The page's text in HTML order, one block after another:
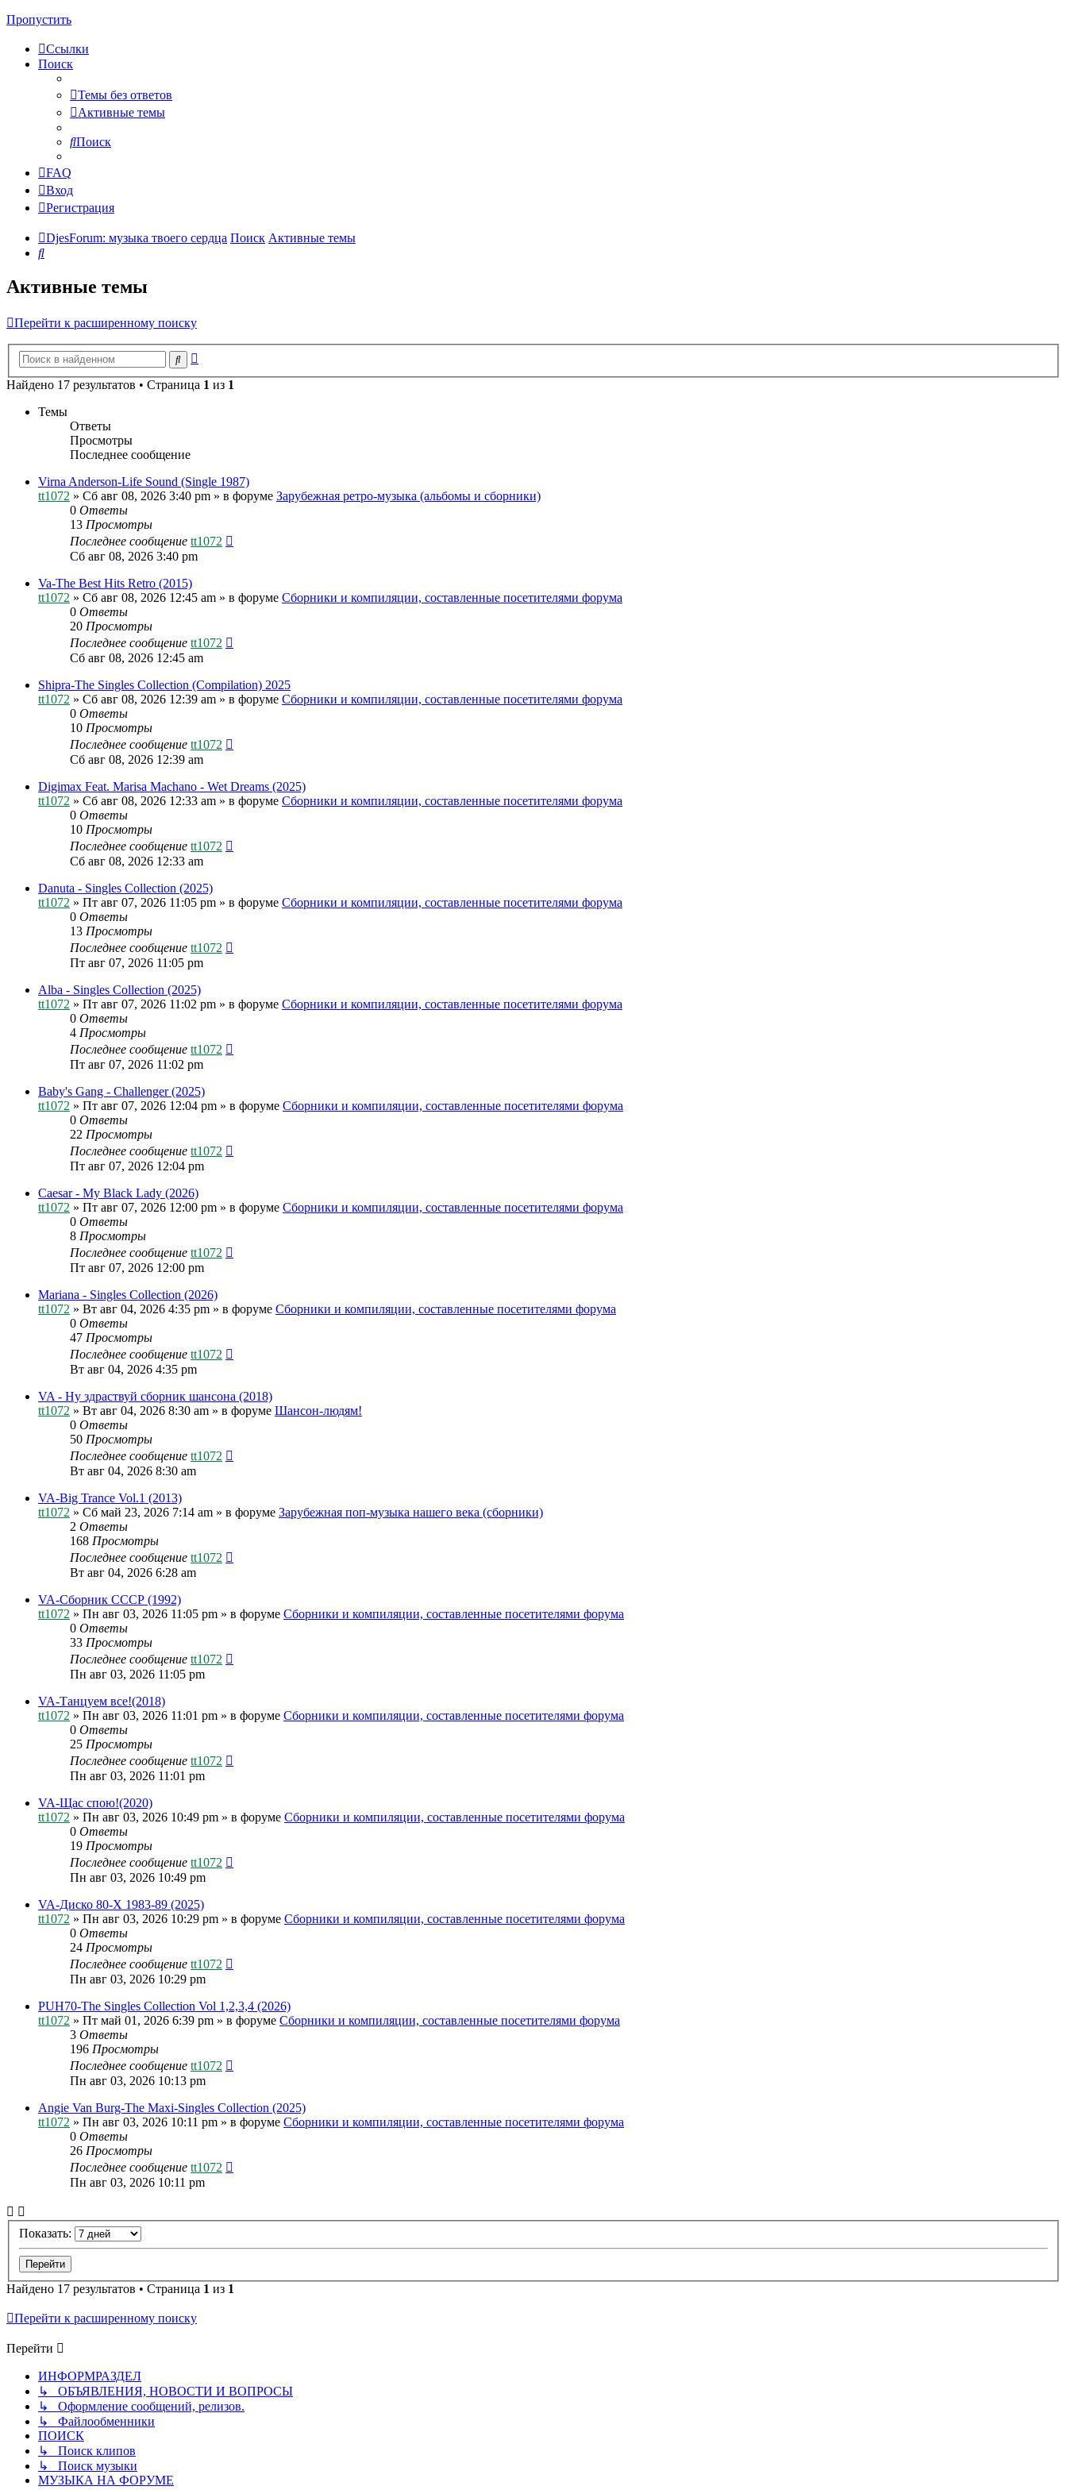
Пропустить
Ссылки
Поиск
Темы без ответов
Активные темы
Поиск
FAQ
Вход
Регистрация
DjesForum: музыка твоего сердца Поиск Активные темы
Поиск
Активные темы
Перейти к расширенному поиску
Поиск
Найдено 17 результатов • Страница 1 из 1
Темы
Ответы
Просмотры
Последнее сообщение
Virna Anderson-Life Sound (Single 1987)
tt1072 » Сб авг 08, 2026 3:40 pm » в форуме Зарубежная ретро-музыка (альбомы и сборники)
0 Ответы
13 Просмотры
Последнее сообщение tt1072
Сб авг 08, 2026 3:40 pm
Va-The Best Hits Retro (2015)
tt1072 » Сб авг 08, 2026 12:45 am » в форуме Сборники и компиляции, составленные посетителями форума
0 Ответы
20 Просмотры
Последнее сообщение tt1072
Сб авг 08, 2026 12:45 am
Shipra-The Singles Collection (Compilation) 2025
tt1072 » Сб авг 08, 2026 12:39 am » в форуме Сборники и компиляции, составленные посетителями форума
0 Ответы
10 Просмотры
Последнее сообщение tt1072
Сб авг 08, 2026 12:39 am
Digimax Feat. Marisa Machano - Wet Dreams (2025)
tt1072 » Сб авг 08, 2026 12:33 am » в форуме Сборники и компиляции, составленные посетителями форума
0 Ответы
10 Просмотры
Последнее сообщение tt1072
Сб авг 08, 2026 12:33 am
Danuta - Singles Collection (2025)
tt1072 » Пт авг 07, 2026 11:05 pm » в форуме Сборники и компиляции, составленные посетителями форума
0 Ответы
13 Просмотры
Последнее сообщение tt1072
Пт авг 07, 2026 11:05 pm
Alba - Singles Collection (2025)
tt1072 » Пт авг 07, 2026 11:02 pm » в форуме Сборники и компиляции, составленные посетителями форума
0 Ответы
4 Просмотры
Последнее сообщение tt1072
Пт авг 07, 2026 11:02 pm
Baby's Gang - Challenger (2025)
tt1072 » Пт авг 07, 2026 12:04 pm » в форуме Сборники и компиляции, составленные посетителями форума
0 Ответы
22 Просмотры
Последнее сообщение tt1072
Пт авг 07, 2026 12:04 pm
Caesar - My Black Lady (2026)
tt1072 » Пт авг 07, 2026 12:00 pm » в форуме Сборники и компиляции, составленные посетителями форума
0 Ответы
8 Просмотры
Последнее сообщение tt1072
Пт авг 07, 2026 12:00 pm
Mariana - Singles Collection (2026)
tt1072 » Вт авг 04, 2026 4:35 pm » в форуме Сборники и компиляции, составленные посетителями форума
0 Ответы
47 Просмотры
Последнее сообщение tt1072
Вт авг 04, 2026 4:35 pm
VA - Ну здраствуй сборник шансона (2018)
tt1072 » Вт авг 04, 2026 8:30 am » в форуме Шансон-людям!
0 Ответы
50 Просмотры
Последнее сообщение tt1072
Вт авг 04, 2026 8:30 am
VA-Big Trance Vol.1 (2013)
tt1072 » Сб май 23, 2026 7:14 am » в форуме Зарубежная поп-музыка нашего века (сборники)
2 Ответы
168 Просмотры
Последнее сообщение tt1072
Вт авг 04, 2026 6:28 am
VA-Сборник СССР (1992)
tt1072 » Пн авг 03, 2026 11:05 pm » в форуме Сборники и компиляции, составленные посетителями форума
0 Ответы
33 Просмотры
Последнее сообщение tt1072
Пн авг 03, 2026 11:05 pm
VA-Танцуем все!(2018)
tt1072 » Пн авг 03, 2026 11:01 pm » в форуме Сборники и компиляции, составленные посетителями форума
0 Ответы
25 Просмотры
Последнее сообщение tt1072
Пн авг 03, 2026 11:01 pm
VA-Щас спою!(2020)
tt1072 » Пн авг 03, 2026 10:49 pm » в форуме Сборники и компиляции, составленные посетителями форума
0 Ответы
19 Просмотры
Последнее сообщение tt1072
Пн авг 03, 2026 10:49 pm
VA-Диско 80-Х 1983-89 (2025)
tt1072 » Пн авг 03, 2026 10:29 pm » в форуме Сборники и компиляции, составленные посетителями форума
0 Ответы
24 Просмотры
Последнее сообщение tt1072
Пн авг 03, 2026 10:29 pm
PUH70-The Singles Collection Vol 1,2,3,4 (2026)
tt1072 » Пт май 01, 2026 6:39 pm » в форуме Сборники и компиляции, составленные посетителями форума
3 Ответы
196 Просмотры
Последнее сообщение tt1072
Пн авг 03, 2026 10:13 pm
Angie Van Burg-The Maxi-Singles Collection (2025)
tt1072 » Пн авг 03, 2026 10:11 pm » в форуме Сборники и компиляции, составленные посетителями форума
0 Ответы
26 Просмотры
Последнее сообщение tt1072
Пн авг 03, 2026 10:11 pm
Показать:
Найдено 17 результатов • Страница 1 из 1
Перейти к расширенному поиску
Перейти
ИНФОРМРАЗДЕЛ
↳ ОБЪЯВЛЕНИЯ, НОВОСТИ И ВОПРОСЫ
↳ Оформление сообщений, релизов.
↳ Файлообменники
ПОИСК
↳ Поиск клипов
↳ Поиск музыки
МУЗЫКА НА ФОРУМЕ